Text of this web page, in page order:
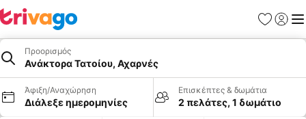
Προορισμός
Ανάκτορα Τατοίου, Αχαρνές
Άφιξη/Αναχώρηση
Διάλεξε ημερομηνίες
Επισκέπτες & δωμάτια
2 πελάτες, 1 δωμάτιο